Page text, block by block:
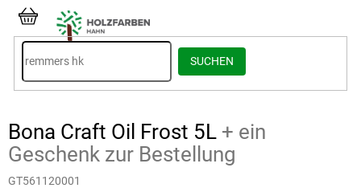
Inhalt
springen
SUCHEN
WARENKORB
Bona Craft Oil Frost 5L + ein
Geschenk zur Bestellung
GT561120001